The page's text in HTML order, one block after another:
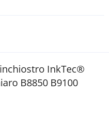
InkTec®
B8850 B9100